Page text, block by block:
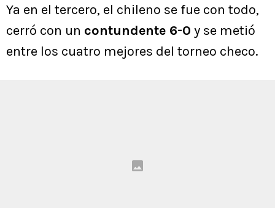
Ya en el tercero, el chileno se fue con todo,
cerró con un contundente 6-0 y se metió
entre los cuatro mejores del torneo checo.